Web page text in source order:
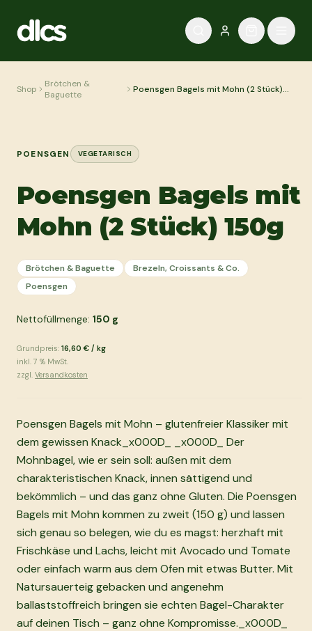
Shop
Brötchen &
Baguette
Poensgen Bagels mit Mohn (2 Stück)
POENSGEN VEGETARISCH
Poensgen Bagels mit
Mohn (2 Stück) 150g
Brötchen & Baguette
Brezeln, Croissants & Co.
Poensgen
Nettofüllmenge: 150 g
Grundpreis: 16,60 € / kg
inkl. 7 % MwSt.
zzgl. Versandkosten
Poensgen Bagels mit Mohn – glutenfreier Klassiker mit
dem gewissen Knack_x000D_ _x000D_ Der
Mohnbagel, wie er sein soll: außen mit dem
charakteristischen Knack, innen sättigend und
bekömmlich – und das ganz ohne Gluten. Die Poensgen
Bagels mit Mohn kommen zu zweit (150 g) und lassen
sich genau so belegen, wie du es magst: herzhaft mit
Frischkäse und Lachs, leicht mit Avocado und Tomate
oder einfach warm aus dem Ofen mit etwas Butter. Mit
Natursauerteig gebacken und angenehm
ballaststoffreich bringen sie echten Bagel-Charakter
auf deinen Tisch – ganz ohne Kompromisse._x000D_